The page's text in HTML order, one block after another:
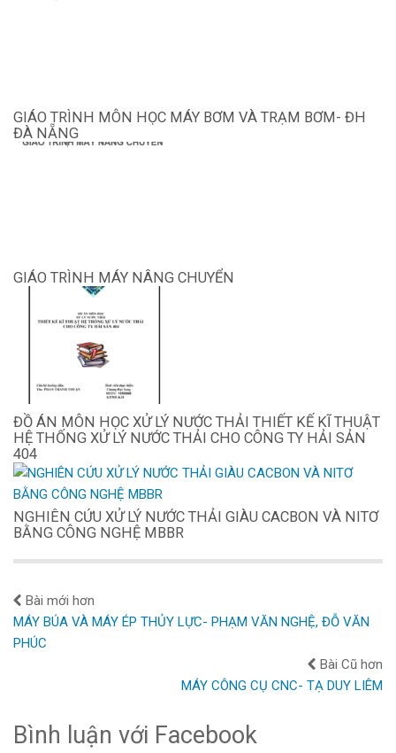
GIÁO TRÌNH MÔN HỌC MÁY BƠM VÀ TRẠM BƠM- ĐH
ĐÀ NẴNG
GIÁO TRÌNH MÁY NÂNG CHUYỂN
ĐỒ ÁN MÔN HỌC XỬ LÝ NƯỚC THẢI THIẾT KẾ KĨ THUẬT
HỆ THỐNG XỬ LÝ NƯỚC THẢI CHO CÔNG TY HẢI SẢN
404
NGHIÊN CỨU XỬ LÝ NƯỚC THẢI GIÀU CACBON VÀ NITƠ
BẰNG CÔNG NGHỆ MBBR
Bài mới hơn
MÁY BÚA VÀ MÁY ÉP THỦY LỰC- PHẠM VĂN NGHỆ, ĐỖ VĂN
PHÚC
Bài Cũ hơn
MÁY CÔNG CỤ CNC- TẠ DUY LIÊM
Bình luận với Facebook